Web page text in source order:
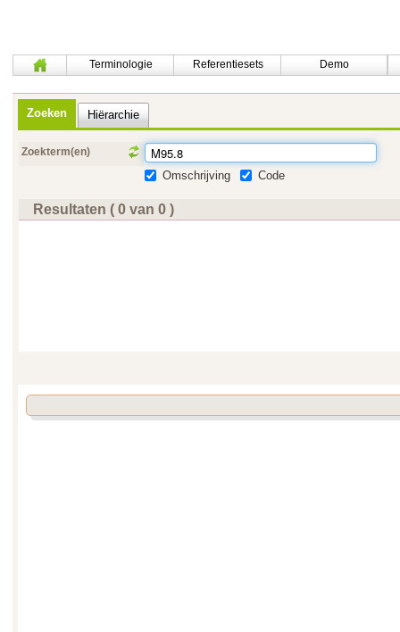
Terminologie Referentiesets Demo
Zoeken Hiërarchie
Zoekterm(en)
Omschrijving Code
Resultaten ( 0 van 0 )